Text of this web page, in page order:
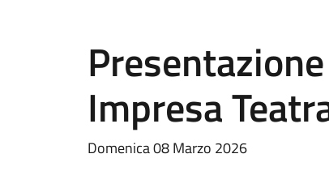
Impresa
Domenica 08 Marzo 2026